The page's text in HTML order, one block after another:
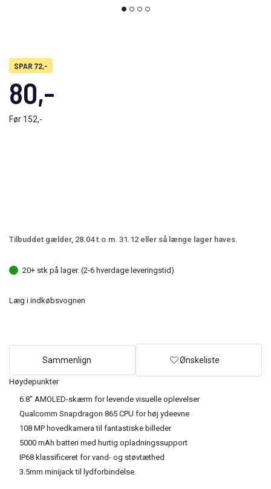
Høydepunkter
6.8" AMOLED-skærm for levende visuelle oplevelser
Qualcomm Snapdragon 865 CPU for høj ydeevne
108 MP hovedkamera til fantastiske billeder
5000 mAh batteri med hurtig opladningssupport
IP68 klassificeret for vand- og støvtæthed
3.5mm minijack til lydforbindelse.
SPAR 72,-
80,-
Før 152,-
Tilbuddet gælder, 28.04 t.o.m. 31.12 eller så længe lager haves.
20+ stk på lager. (2-6 hverdage leveringstid)
Læg i indkøbsvognen
Sammenlign Ønskeliste